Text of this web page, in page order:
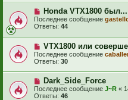
Honda VTX1800 был...
Последнее сообщение
Ответы: 44
VTX1800 или
Последнее сообщение
Ответы: 30
Dark_Side_Force
Последнее сообщение J~R «
Ответы: 46